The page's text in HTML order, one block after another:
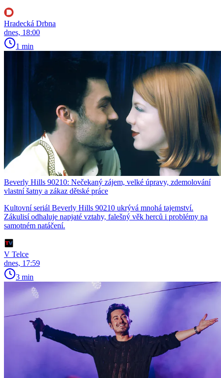
Hradecká Drbna
dnes, 18:00
1 min
Beverly Hills 90210: Nečekaný zájem, velké úpravy, zdemolování
vlastní šatny a zákaz dětské práce
Kultovní seriál Beverly Hills 90210 ukrývá mnohá tajemství.
Zákulisí odhaluje napjaté vztahy, falešný věk herců i problémy na
samotném natáčení.
V Telce
dnes, 17:59
3 min